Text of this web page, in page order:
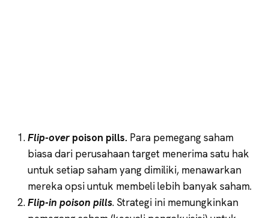
Flip-overpoison pills. Para pemegang saham
biasa dari perusahaan target menerima satu hak
untuk setiap saham yang dimiliki, menawarkan
mereka opsi untuk membeli lebih banyak saham.
Flip-in poison pills. Strategi ini memungkinkan